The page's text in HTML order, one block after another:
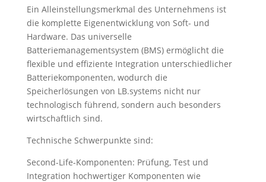
Ein Alleinstellungsmerkmal des Unternehmens ist
die komplette Eigenentwicklung von Soft- und
Hardware. Das universelle
Batteriemanagementsystem (BMS) ermöglicht die
flexible und effiziente Integration unterschiedlicher
Batteriekomponenten, wodurch die
Speicherlösungen von LB.systems nicht nur
technologisch führend, sondern auch besonders
wirtschaftlich sind.
Technische Schwerpunkte sind:
Second-Life-Komponenten: Prüfung, Test und
Integration hochwertiger Komponenten wie